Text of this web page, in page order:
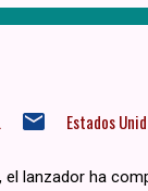
Estados
el lanzador ha